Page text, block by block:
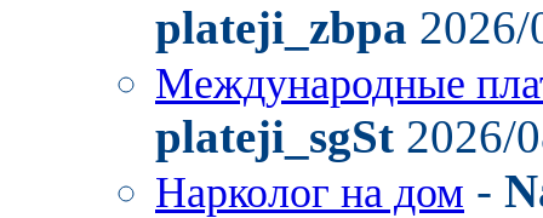
plateji_zbpa
Международные
plateji_sgSt 2026/
Нарколог на дом -